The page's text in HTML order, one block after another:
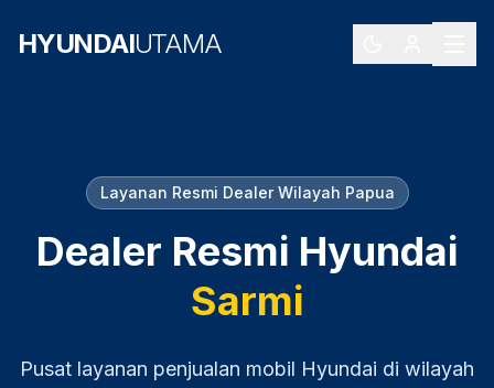
HYUNDAIUTAMA
Layanan Resmi Dealer Wilayah Papua
Dealer Resmi Hyundai
Sarmi
Pusat layanan penjualan mobil Hyundai di wilayah